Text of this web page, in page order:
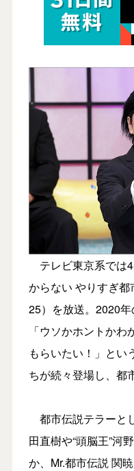
テレビ東京系では
からない やりすぎ都
25）を放送。2020
「ウソかホントか
もらいたい！」とい
ちが続々登場し、都
都市伝説テラーと
田直樹や“頭脳王”河
か、Mr.都市伝説 関